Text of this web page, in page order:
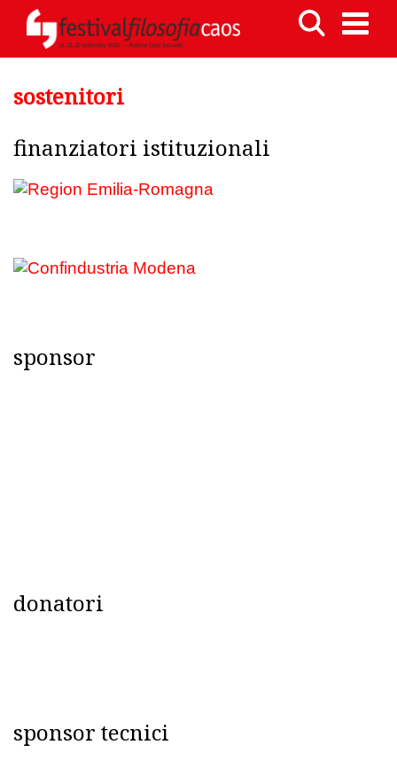
sostenitori
finanziatori istituzionali
sponsor
donatori
sponsor tecnici